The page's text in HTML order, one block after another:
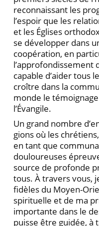
reconnaissant les
l’espoir que les
et les Églises
se déve­lopper dans
coopération, en
l’approfondissement
capable d’aider tous
croître dans la
monde le
l’Évangile.
Un grand nombre
gions où les
en tant que
douloureuses
source de profonde
tous. À travers vous,
fidèles du Moyen-
spirituelle et de ma
im­portante dans le
puisse être guidée, à